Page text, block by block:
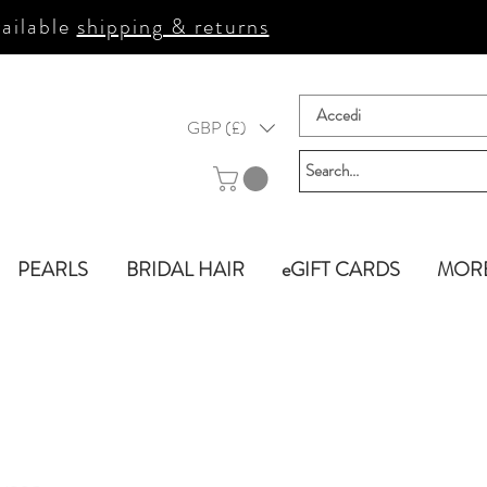
shipping & returns
GBP (£) Accedi
PEARLS BRIDAL HAIR eGIFT CARDS